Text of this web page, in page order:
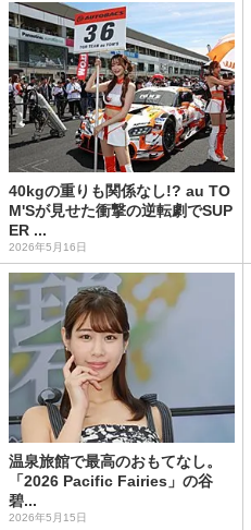
40kgの重りも関係なし!? au TO
M'Sが見せた衝撃の逆転劇でSUP
ER ...
2026年5月16日
温泉旅館で最高のおもてなし。
「2026 Pacific Fairies」の谷
碧...
2026年5月15日